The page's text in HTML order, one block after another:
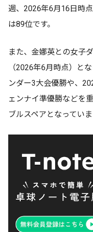
週、2026年6月16日時
は89位です。
また、金娜英との女子
（2026年6月時点）と
ンダー3大会優勝や、
ェンナイ準優勝などを
ブルスペアとなっていま